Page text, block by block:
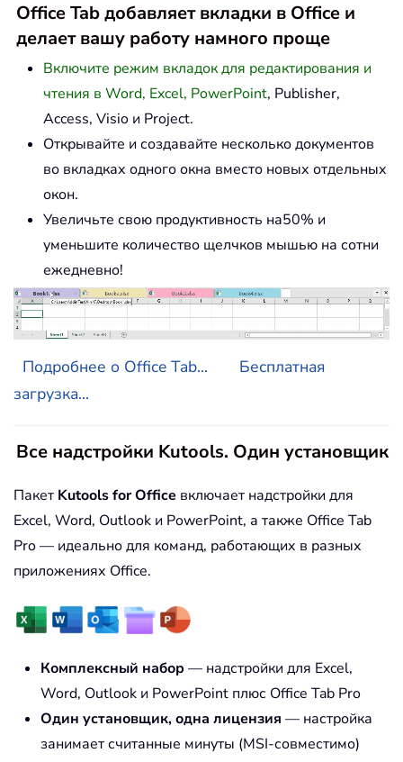
Office Tab добавляет вкладки в Office и
делает вашу работу намного проще
Включите режим вкладок для редактирования и
чтения в Word, Excel, PowerPoint, Publisher,
Access, Visio и Project.
Открывайте и создавайте несколько документов
во вкладках одного окна вместо новых отдельных
окон.
Увеличьте свою продуктивность на50% и
уменьшите количество щелчков мышью на сотни
ежедневно!
Подробнее о Office Tab...
Бесплатная
загрузка...
Все надстройки Kutools. Один установщик
Пакет Kutools for Office включает надстройки для
Excel, Word, Outlook и PowerPoint, а также Office Tab
Pro — идеально для команд, работающих в разных
приложениях Office.
Комплексный набор — надстройки для Excel,
Word, Outlook и PowerPoint плюс Office Tab Pro
Один установщик, одна лицензия — настройка
занимает считанные минуты (MSI-совместимо)